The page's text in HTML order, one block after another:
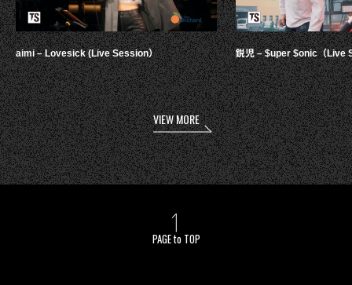
aimi – Lovesick (Live Session） 鋭児 – $uper $onic（Live
VIEW MORE
PAGE to TOP